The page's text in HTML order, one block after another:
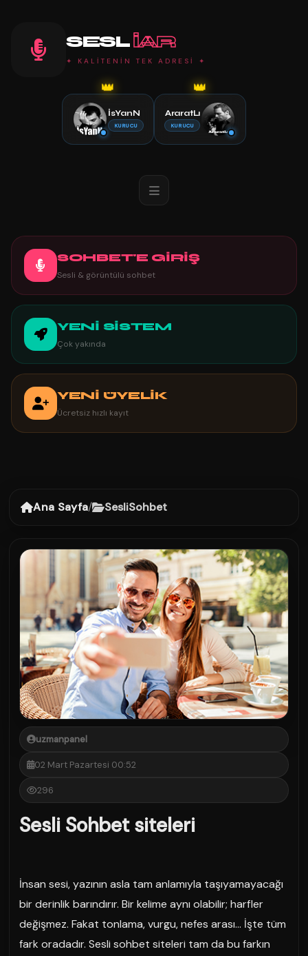
SESL IAR
✦ KALİTENİN TEK ADRESİ ✦
👑
İsYanN
KURUCU
👑
AraratLı
KURUCU
SOHBET'E GİRİŞ
Sesli & görüntülü sohbet
YENİ SİSTEM
Çok yakında
YENİ ÜYELİK
Ücretsiz hızlı kayıt
Ana Sayfa/ SesliSohbet
uzmanpanel
02 Mart Pazartesi 00:52
296
Sesli Sohbet siteleri
İnsan sesi, yazının asla tam anlamıyla taşıyamayacağı
bir derinlik barındırır. Bir kelime aynı olabilir; harfler
değişmez. Fakat tonlama, vurgu, nefes arası… İşte tüm
fark oradadır. Sesli sohbet siteleri tam da bu farkın